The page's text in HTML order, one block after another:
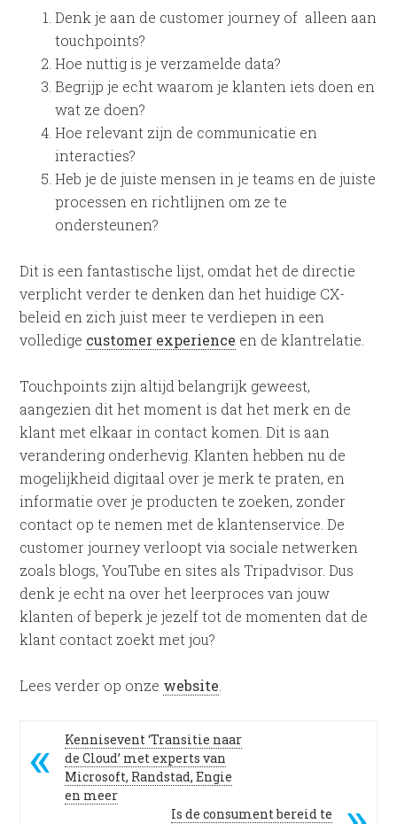
Denk je aan de customer journey of alleen aan
touchpoints?
Hoe nuttig is je verzamelde data?
Begrijp je echt waarom je klanten iets doen en
wat ze doen?
Hoe relevant zijn de communicatie en
interacties?
Heb je de juiste mensen in je teams en de juiste
processen en richtlijnen om ze te
ondersteunen?
Dit is een fantastische lijst, omdat het de directie
verplicht verder te denken dan het huidige CX-
beleid en zich juist meer te verdiepen in een
volledige customer experience en de klantrelatie.
Touchpoints zijn altijd belangrijk geweest,
aangezien dit het moment is dat het merk en de
klant met elkaar in contact komen. Dit is aan
verandering onderhevig. Klanten hebben nu de
mogelijkheid digitaal over je merk te praten, en
informatie over je producten te zoeken, zonder
contact op te nemen met de klantenservice. De
customer journey verloopt via sociale netwerken
zoals blogs, YouTube en sites als Tripadvisor. Dus
denk je echt na over het leerproces van jouw
klanten of beperk je jezelf tot de momenten dat de
klant contact zoekt met jou?
Lees verder op onze website
Kennisevent ‘Transitie naar
de Cloud’ met experts van
Microsoft, Randstad, Engie
en meer
Is de consument bereid te